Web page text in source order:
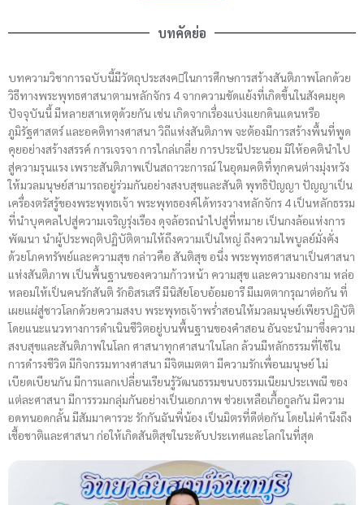
บทคัดย่อ
บทความวิชาการฉบับนี้มีวัตถุประสงคในการศึกษการสร้างสันติภาพโลกด้วย
วิธีทางพระพุทธศาสนาตามหลักจักร 4 จากความขัดแย้งที่เกิดขึ้นในสังคมยุค
ปัจจุบันนี้ มีหลายสาเหตุด้วยกัน เช่น เกิดจากเรื่องแบ่งแยกดินแดนหรือ
ภูมิรัฐศาสตร์ และอคติทางศาสนา วิถีแห่งสันติภาพ จะต้องมีการสร้างพื้นที่พูด
คุยอย่างสร้างสรรค์ การเจรจา การไกล่เกลี่ย การประนีประนอม มิให้อคตินำไป
สู่ความรุนแรง เพราะสันติภาพเป็นสถาวะการณ์ ในอุดมคติที่ทุกคนต่างมุ่งหวัง
ให้มวลมนุษย์สามารถอยู่ร่วมกันอย่างสงบสุขและสันติ พุทธิปัญญา ปัญญาเป็น
เครื่องตรัสรู้ของพระพุทธเจ้า พระพุทธองค์ได้ทรงวางหลักจักร 4 เป็นหลักธรรม
ที่นำบุคคลไปสู่ความเจริญรุ่งเรือง ดุจล้อรถนำไปสู่ที่หมาย เป็นกงล้อแห่งการ
พัฒนา นำผู้ประพฤติปฏิบัติตามให้ถึงความเป็นใหญ่ ถึงความไพบูลย์มั่งคั่ง
ด้วยโภคทรัพย์และความสุข กล่าวคือ สันติสุข อนึ่ง พระพุทธศาสนาเป็นศาสนา
แห่งสันติภาพ เป็นพื้นฐานของความก้าวหน้า ความสุข และความงอกงาม หล่อ
หลอมให้เป็นคนรักสันติ รักอิสรเสรี มีนิสัยโอบอ้อมอารี มีเมตตากรุณาต่อกัน ที่
เผยแผ่สู่ชาวโลกด้วยความสงบ พระพุทธเจ้าพร่ำสอนให้มวลมนุษย์เพียรปฏิบัติ
โดยแนะแนวทางการดำเนินชีวิตอยู่บนพื้นฐานของคำสอน อันจะนำมาซึ่งความ
สงบสุขและสันติภาพในโลก ศาสนาทุกศาสนาในโลก ล้วนมีหลักธรรมที่ใช้ใน
การดำรงชีวิต มีกิจกรรมทางศาสนา มีจิตเมตตา มีความรักเพื่อนมนุษย์ ไม่
เบียดเบียนกัน มีการแลกเปลี่ยนเรียนรู้วัฒนธรรมขนบธรรมเนียมประเพณี ของ
แต่ละศาสนา มีการรวมกลุ่มกันอย่างเป็นเอกภาพ ช่วยเหลือเกื้อกูลกัน มีความ
อดทนอดกลั้น มีสัมมาคารวะ รักกันฉันพี่น้อง เป็นมิตรที่ดีต่อกัน โดยไม่คำนึงถึง
เชื้อชาติและศาสนา ก่อให้เกิดสันติสุขในระดับประเทศและโลกในที่สุด